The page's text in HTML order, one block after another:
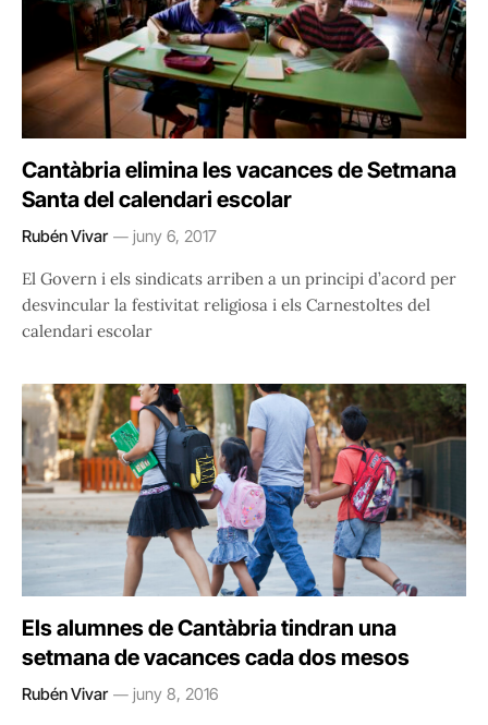
Cantàbria elimina les vacances de Setmana
Santa del calendari escolar
Rubén Vivar juny 6, 2017
El Govern i els sindicats arriben a un principi d’acord per
desvincular la festivitat religiosa i els Carnestoltes del
calendari escolar
Els alumnes de Cantàbria tindran una
setmana de vacances cada dos mesos
Rubén Vivar juny 8, 2016